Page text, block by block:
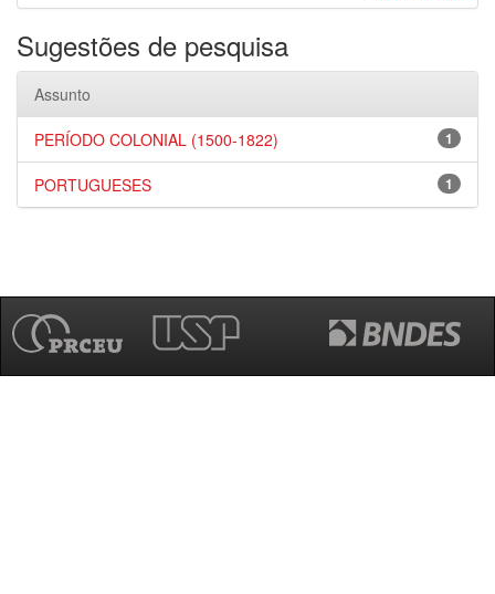
Sugestões de pesquisa
Assunto
1
PERÍODO COLONIAL (1500-1822)
1
PORTUGUESES